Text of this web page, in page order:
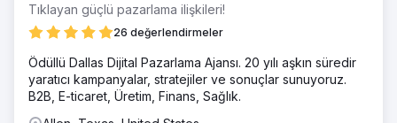
Tıklayan güçlü pazarlama ilişkileri!
26 değerlendirmeler
Ödüllü Dallas Dijital Pazarlama Ajansı. 20 yılı aşkın süredir
yaratıcı kampanyalar, stratejiler ve sonuçlar sunuyoruz.
B2B, E-ticaret, Üretim, Finans, Sağlık.